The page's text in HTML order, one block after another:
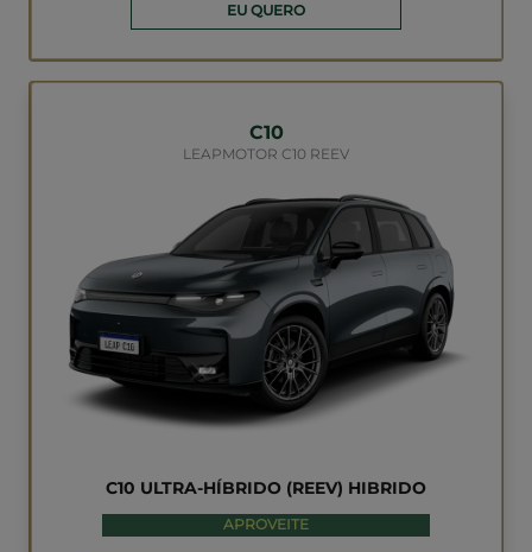
C10
C10 ELÉTRICO (BEV) ELETRICO
TAXISTAS